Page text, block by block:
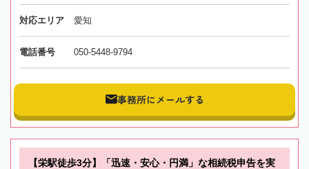
対応エリア 愛知
電話番号 050-5448-9794
事務所にメールする
【栄駅徒歩3分】「迅速・安心・円満」な相続税申告を実